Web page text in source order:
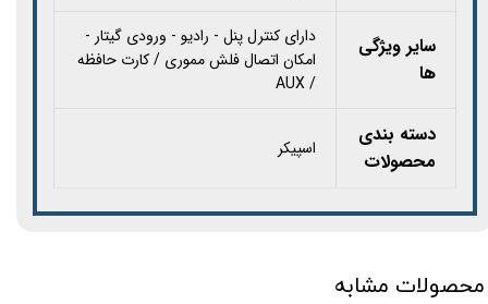
سایر ویژگی
ها
دارای کنترل پنل - رادیو - ورودی گیتار -
امکان اتصال فلش مموری / کارت حافظه
/ AUX
دسته بندی
محصولات
اسپیکر
محصولات مشابه